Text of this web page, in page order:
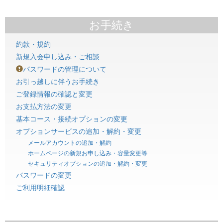
お手続き
約款・規約
新規入会申し込み・ご相談
パスワードの管理について
お引っ越しに伴うお手続き
ご登録情報の確認と変更
お支払方法の変更
基本コース・接続オプションの変更
オプションサービスの追加・解約・変更
メールアカウントの追加・解約
ホームページの新規お申し込み・容量変更等
セキュリティオプションの追加・解約・変更
パスワードの変更
ご利用明細確認